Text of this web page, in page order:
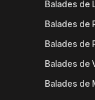
Balades de
Balades de
Balades de
Balades de
Balades de